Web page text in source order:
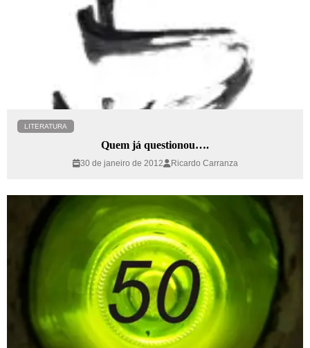
LITERATURA
Quem já questionou….
30 de janeiro de 2012 Ricardo Carranza